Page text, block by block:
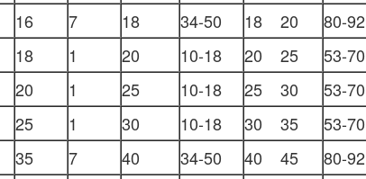
16 7 18 34-50 18 20 80-92
18 1 20 10-18 20 25 53-70
20 1 25 10-18 25 30 53-70
25 1 30 10-18 30 35 53-70
35 7 40 34-50 40 45 80-92